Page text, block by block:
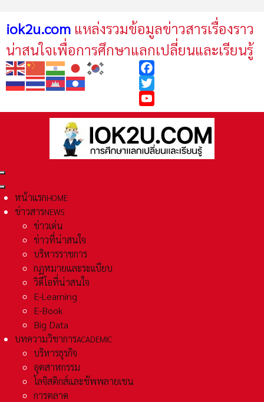
iok2u.com แหล่งรวมข้อมูลข่าวสารเรื่องราว
น่าสนใจเพื่อการศึกษาแลกเปลี่ยนและเรียนรู้
Facebook
Twitter
YouTube
หน้าแรกHOME
ข่าวสารNEWS
ข่าวเด่น
ข่าวที่น่าสนใจ
บริหารราชการ
กฏหมายและระเเบียบ
วิดีโอที่น่าสนใจ
E-Learning
E-Book
Big Data
บทความวิชาการACADEMIC
บริหารธุรกิจ
อุตสาหกรรม
โลจิสติกส์และชัพพลายเชน
การตลาด